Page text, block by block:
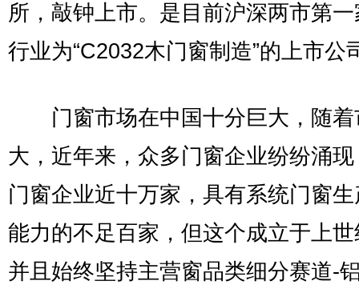
所，敲钟上市。是目前沪深两市第
行业为“C2032木门窗制造”的上市公
门窗市场在中国十分巨大，随着
大，近年来，众多门窗企业纷纷涌
门窗企业近十万家，具有系统门窗
能力的不足百家，但这个成立于上
并且始终坚持主营窗品类细分赛道-